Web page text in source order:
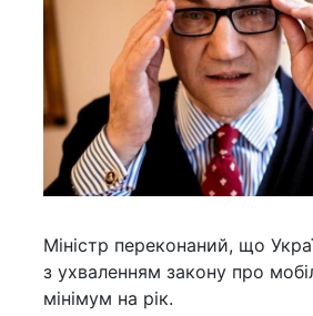
Міністр переконаний, що
з ухваленням закону про
мінімум на рік.